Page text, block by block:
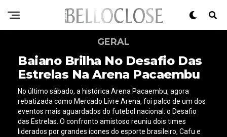
GERAL
Baiano Brilha No Desafio Das
Estrelas Na Arena Pacaembu
No último sábado, a histórica Arena Pacaembu, agora
rebatizada como Mercado Livre Arena, foi palco de um dos
eventos mais aguardados do futebol nacional: o Desafio
das Estrelas. O confronto amistoso reuniu dois times
liderados por grandes ícones do esporte brasileiro, Cafu e